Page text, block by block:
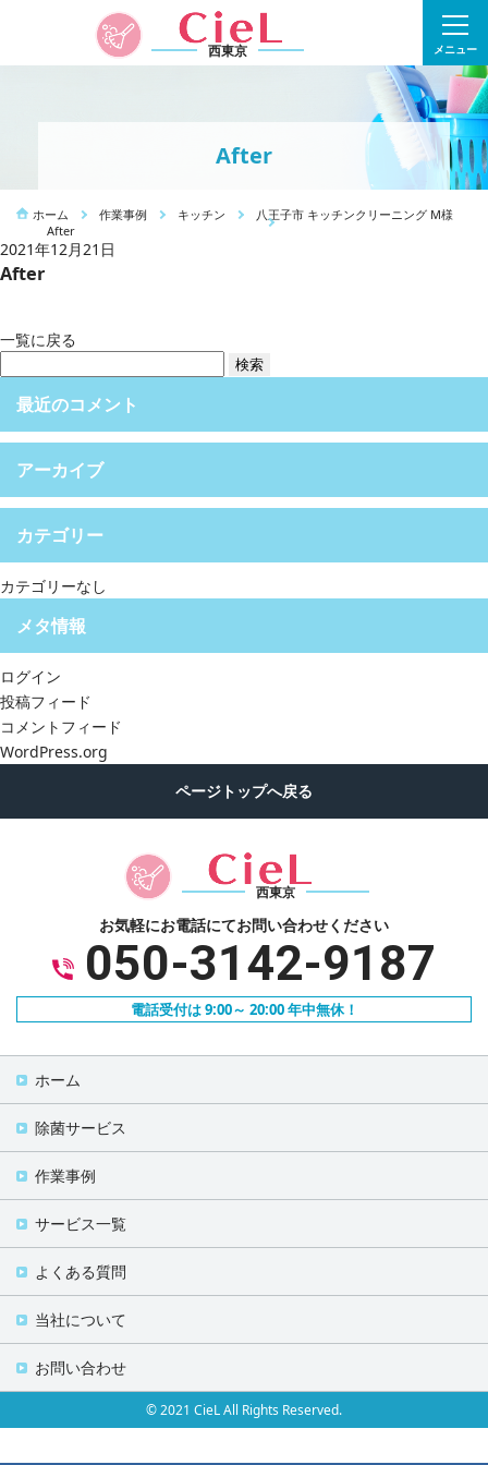
西東京 メニュー
After
ホーム 作業事例 キッチン
八王子市 キッチンクリーニング M様
After
2021年12月21日
After
一覧に戻る
索:
最近のコメント
アーカイブ
カテゴリー
カテゴリーなし
メタ情報
ログイン
投稿フィード
コメントフィード
WordPress.org
西東京
お気軽にお電話にてお問い合わせください
050-3142-9187
電話受付は 9:00～ 20:00 年中無休！
ホーム
除菌サービス
作業事例
サービス一覧
よくある質問
当社について
お問い合わせ
© 2021 CieL All Rights Reserved.